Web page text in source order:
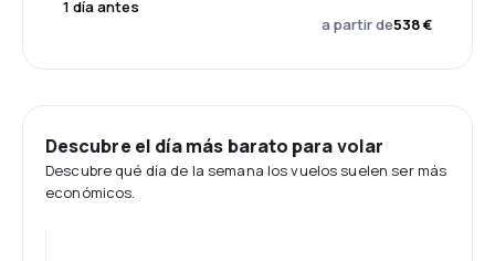
1 día antes
a partir de538 €
Descubre el día más barato para volar
Descubre qué día de la semana los vuelos suelen ser más
económicos.